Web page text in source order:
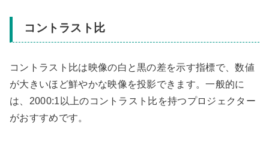
コントラスト比
コントラスト比は映像の白と黒の差を示す指標で、数値
が大きいほど鮮やかな映像を投影できます。一般的に
は、2000:1以上のコントラスト比を持つプロジェクター
がおすすめです。